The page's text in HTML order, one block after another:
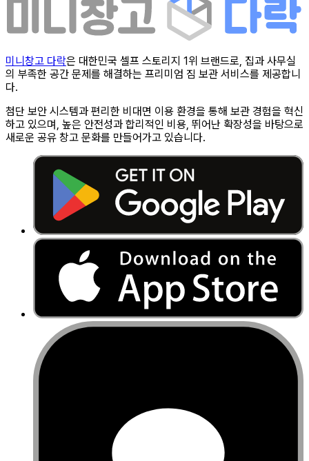
미니창고 다락은 대한민국 셀프 스토리지 1위 브랜드로, 집과 사무실
의 부족한 공간 문제를 해결하는 프리미엄 짐 보관 서비스를 제공합니
다.
첨단 보안 시스템과 편리한 비대면 이용 환경을 통해 보관 경험을 혁신
하고 있으며, 높은 안전성과 합리적인 비용, 뛰어난 확장성을 바탕으로
새로운 공유 창고 문화를 만들어가고 있습니다.